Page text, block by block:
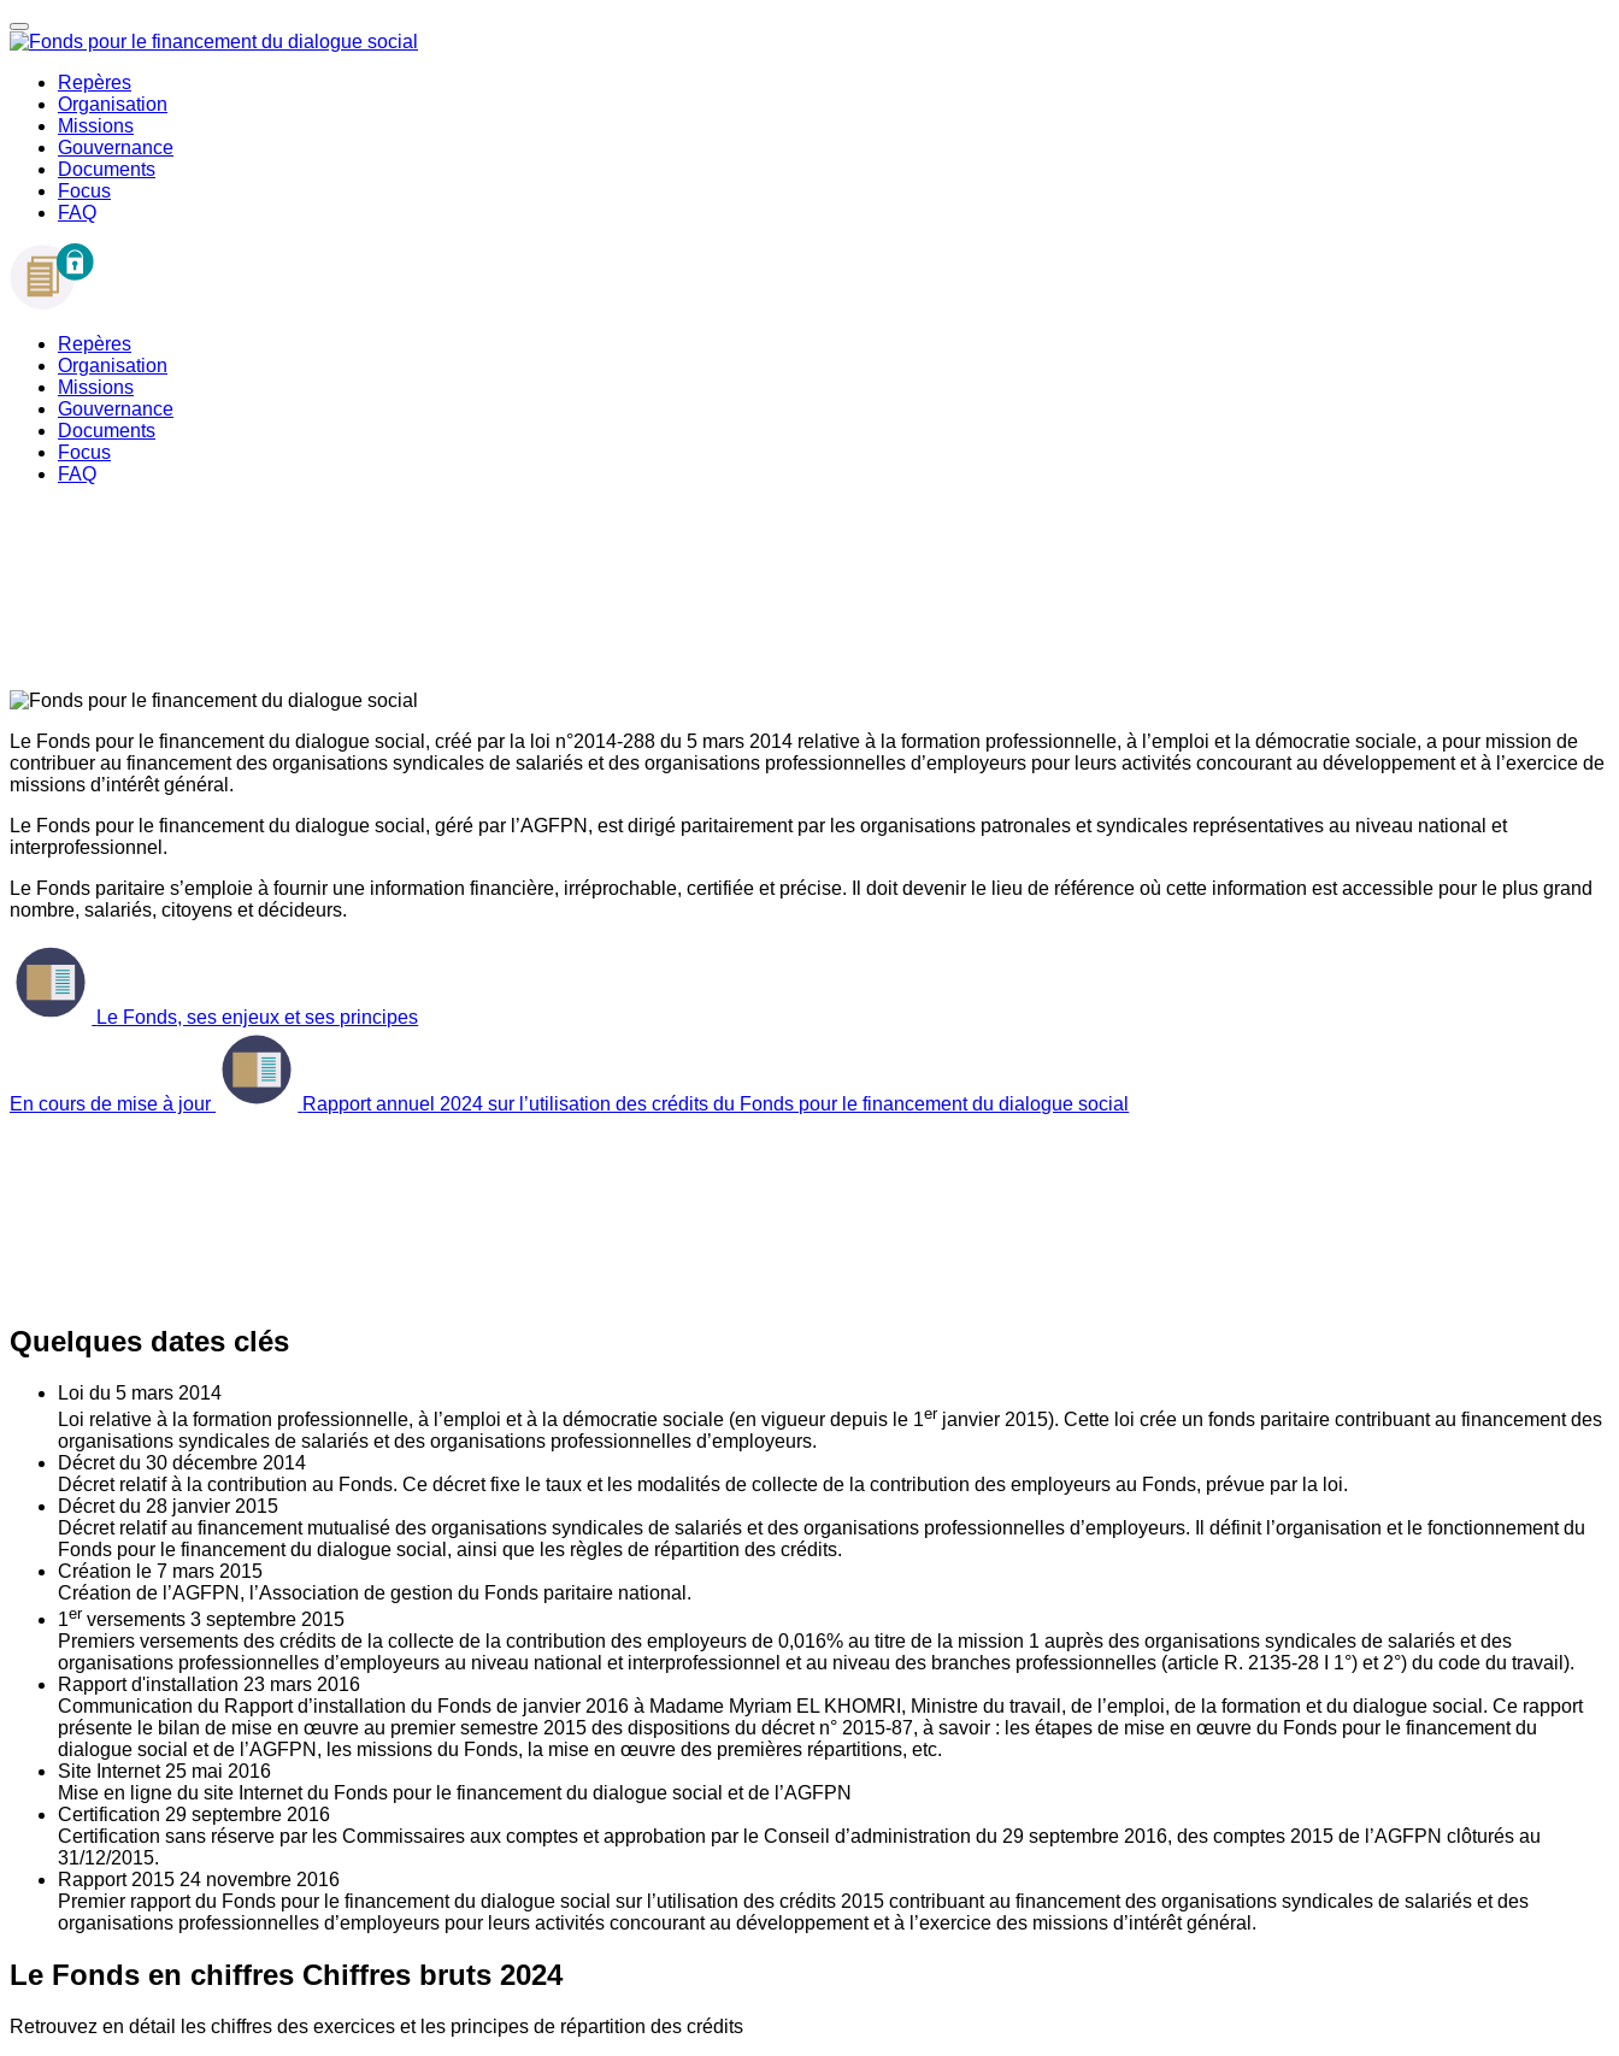
Repères
Organisation
Missions
Gouvernance
Documents
Focus
FAQ
Repères
Organisation
Missions
Gouvernance
Documents
Focus
FAQ
Le Fonds pour le financement du dialogue social, créé par la loi n°2014-288 du 5 mars 2014 relative à la formation professionnelle, à l’emploi et la démocratie sociale, a pour mission de
contribuer au financement des organisations syndicales de salariés et des organisations professionnelles d’employeurs pour leurs activités concourant au développement et à l’exercice de
missions d’intérêt général.
Le Fonds pour le financement du dialogue social, géré par l’AGFPN, est dirigé paritairement par les organisations patronales et syndicales représentatives au niveau national et
interprofessionnel.
Le Fonds paritaire s’emploie à fournir une information financière, irréprochable, certifiée et précise. Il doit devenir le lieu de référence où cette information est accessible pour le plus grand
nombre, salariés, citoyens et décideurs.
Le Fonds, ses enjeux et ses principes
En cours de mise à jour Rapport annuel 2024 sur l’utilisation des crédits du Fonds pour le financement du dialogue social
Quelques dates clés
Loi du 5 mars 2014
Loi relative à la formation professionnelle, à l’emploi et à la démocratie sociale (en vigueur depuis le 1er janvier 2015). Cette loi crée un fonds paritaire contribuant au financement des
organisations syndicales de salariés et des organisations professionnelles d’employeurs.
Décret du 30 décembre 2014
Décret relatif à la contribution au Fonds. Ce décret fixe le taux et les modalités de collecte de la contribution des employeurs au Fonds, prévue par la loi.
Décret du 28 janvier 2015
Décret relatif au financement mutualisé des organisations syndicales de salariés et des organisations professionnelles d’employeurs. Il définit l’organisation et le fonctionnement du
Fonds pour le financement du dialogue social, ainsi que les règles de répartition des crédits.
Création le 7 mars 2015
Création de l’AGFPN, l’Association de gestion du Fonds paritaire national.
1er versements 3 septembre 2015
Premiers versements des crédits de la collecte de la contribution des employeurs de 0,016% au titre de la mission 1 auprès des organisations syndicales de salariés et des
organisations professionnelles d’employeurs au niveau national et interprofessionnel et au niveau des branches professionnelles (article R. 2135‐28 I 1°) et 2°) du code du travail).
Rapport d'installation 23 mars 2016
Communication du Rapport d’installation du Fonds de janvier 2016 à Madame Myriam EL KHOMRI, Ministre du travail, de l’emploi, de la formation et du dialogue social. Ce rapport
présente le bilan de mise en œuvre au premier semestre 2015 des dispositions du décret n° 2015-87, à savoir : les étapes de mise en œuvre du Fonds pour le financement du
dialogue social et de l’AGFPN, les missions du Fonds, la mise en œuvre des premières répartitions, etc.
Site Internet 25 mai 2016
Mise en ligne du site Internet du Fonds pour le financement du dialogue social et de l’AGFPN
Certification 29 septembre 2016
Certification sans réserve par les Commissaires aux comptes et approbation par le Conseil d’administration du 29 septembre 2016, des comptes 2015 de l’AGFPN clôturés au
31/12/2015.
Rapport 2015 24 novembre 2016
Premier rapport du Fonds pour le financement du dialogue social sur l’utilisation des crédits 2015 contribuant au financement des organisations syndicales de salariés et des
organisations professionnelles d’employeurs pour leurs activités concourant au développement et à l’exercice des missions d’intérêt général.
Le Fonds en chiffres Chiffres bruts 2024
Retrouvez en détail les chiffres des exercices et les principes de répartition des crédits